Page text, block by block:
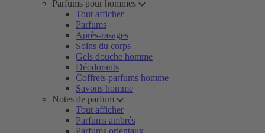
Parfums pour hommes
Tout afficher
Parfums
Après-rasages
Soins du corps
Gels douche homme
Déodorants
Coffrets parfums homme
Savons homme
Notes de parfum
Tout afficher
Parfums ambrés
Parfums orientaux